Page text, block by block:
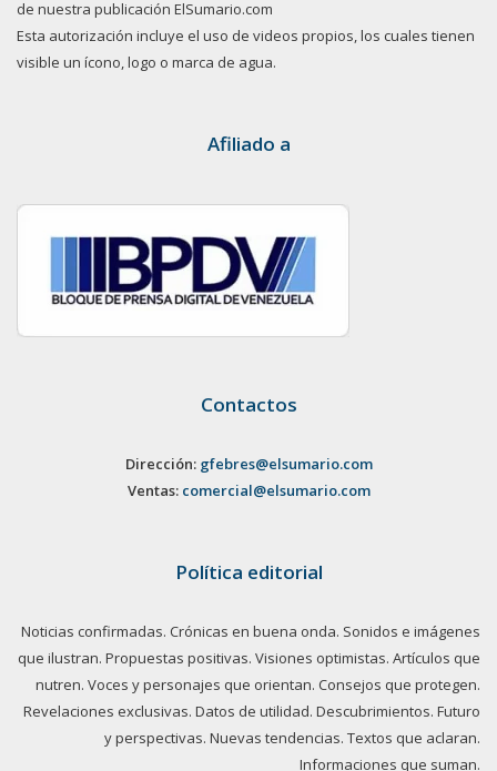
de nuestra publicación ElSumario.com
Esta autorización incluye el uso de videos propios, los cuales tienen
visible un ícono, logo o marca de agua.
Afiliado a
Contactos
Dirección: gfebres@elsumario.com
Ventas: comercial@elsumario.com
Política editorial
Noticias confirmadas. Crónicas en buena onda. Sonidos e imágenes
que ilustran. Propuestas positivas. Visiones optimistas. Artículos que
nutren. Voces y personajes que orientan. Consejos que protegen.
Revelaciones exclusivas. Datos de utilidad. Descubrimientos. Futuro
y perspectivas. Nuevas tendencias. Textos que aclaran.
Informaciones que suman.